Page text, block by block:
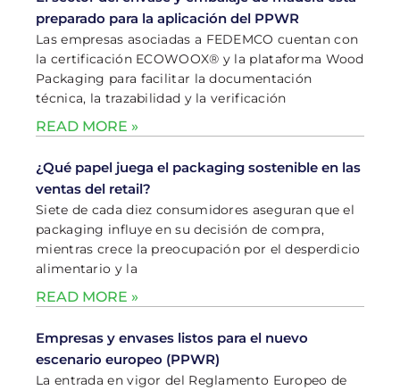
preparado para la aplicación del PPWR
Las empresas asociadas a FEDEMCO cuentan con
la certificación ECOWOOX® y la plataforma Wood
Packaging para facilitar la documentación
técnica, la trazabilidad y la verificación
READ MORE »
¿Qué papel juega el packaging sostenible en las
ventas del retail?
Siete de cada diez consumidores aseguran que el
packaging influye en su decisión de compra,
mientras crece la preocupación por el desperdicio
alimentario y la
READ MORE »
Empresas y envases listos para el nuevo
escenario europeo (PPWR)
La entrada en vigor del Reglamento Europeo de